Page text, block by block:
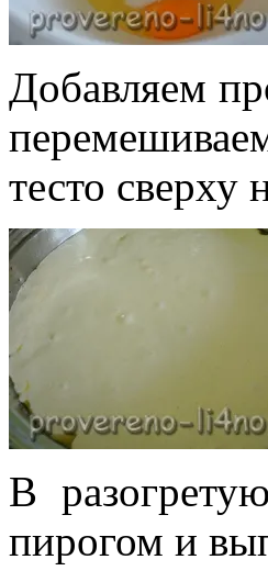
Добавляем
тесто сверху
В
пирогом и